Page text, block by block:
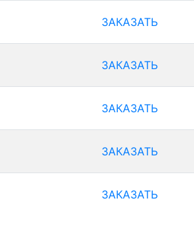
ЗАКАЗАТЬ
ЗАКАЗАТЬ
ЗАКАЗАТЬ
ЗАКАЗАТЬ
ЗАКАЗАТЬ